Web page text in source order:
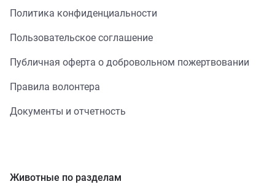
Политика конфиденциальности
Пользовательское соглашение
Публичная оферта о добровольном пожертвовании
Правила волонтера
Документы и отчетность
Животные по разделам